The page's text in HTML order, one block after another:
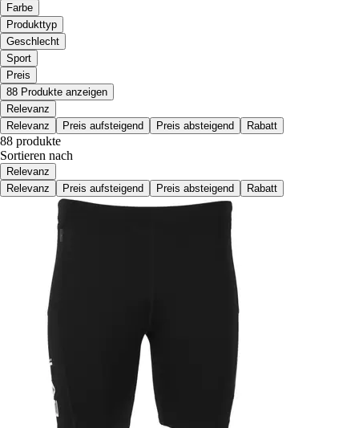
Farbe
Produkttyp
Geschlecht
Sport
Preis
88 Produkte anzeigen
Relevanz
Relevanz
Preis aufsteigend Preis absteigend Rabatt
88 produkte
Sortieren nach
Relevanz
Relevanz
Preis aufsteigend Preis absteigend Rabatt